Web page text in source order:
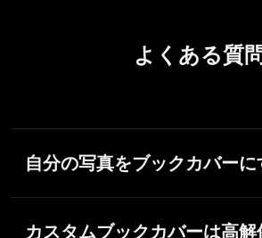
generation platform that offers a wide
you can text to images, images to
best ai tool
GPS BelAR
So far, I've only tried PicLumen for fun
よくある質
自分の写真をブックカバーに
画像to画像変換ツールをお使いくだ
カスタムブックカバーは高解